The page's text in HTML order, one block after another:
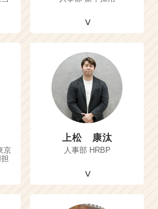
京
上松 康汰
人事部 HRBP